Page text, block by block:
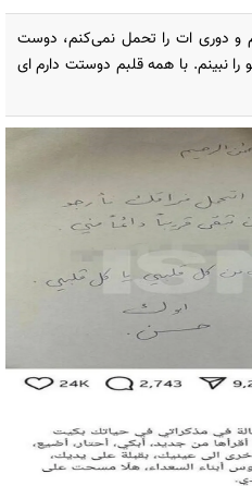
و دوری ات را تحمل نمی‌کنم، دوست
نبینم. با همه قلبم دوستت دارم ای